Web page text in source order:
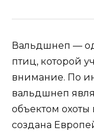
Вальдшнеп —
птиц, которой
внимание. По
вальдшнеп
объектом
создана